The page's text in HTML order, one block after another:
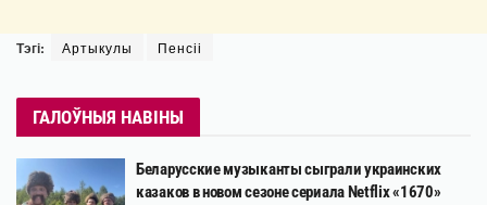
Тэгі: Артыкулы Пенсіі
ГАЛОЎНЫЯ НАВІНЫ
Беларусские музыканты сыграли украинских
казаков в новом сезоне сериала Netflix «1670»